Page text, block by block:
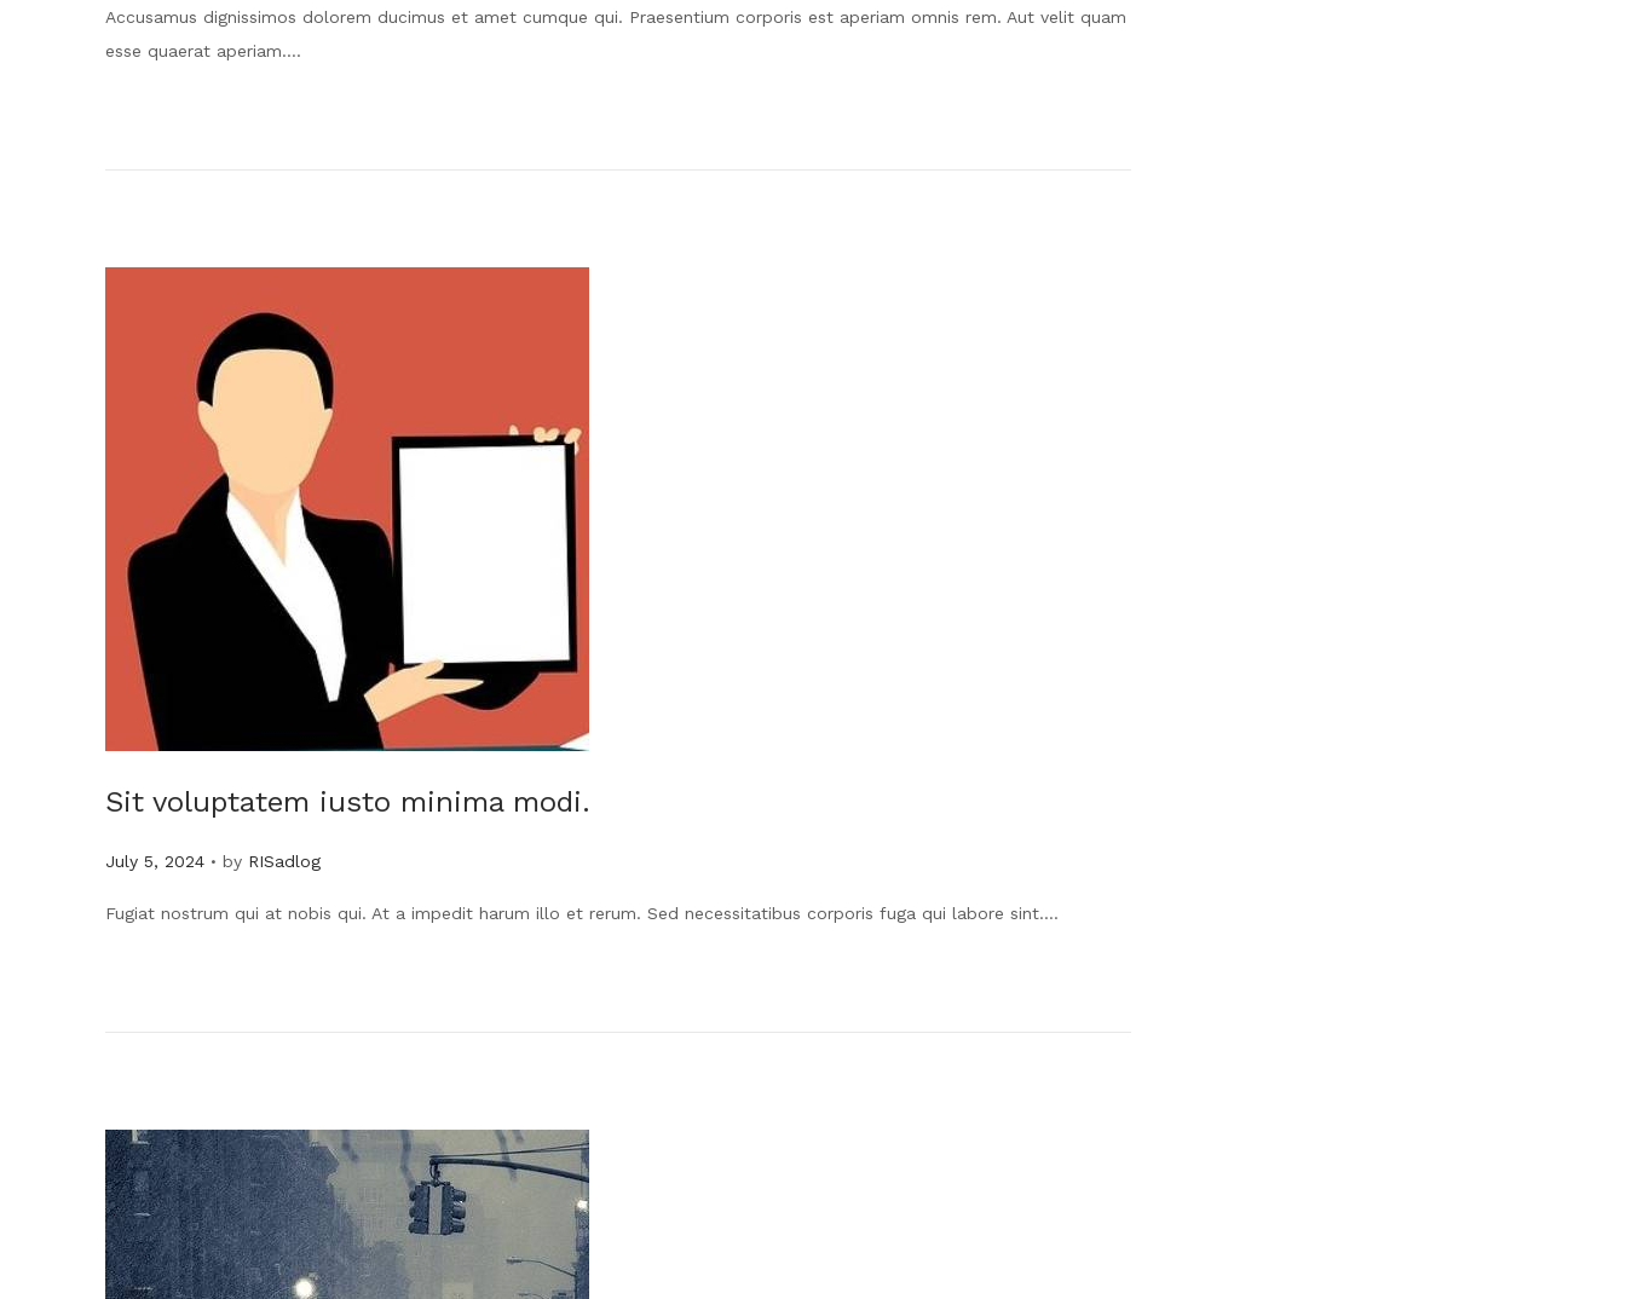
Accusamus dignissimos dolorem ducimus et amet cumque qui. Praesentium corporis est aperiam omnis rem. Aut velit quam
esse quaerat aperiam….
Sit voluptatem iusto minima modi.
Posted on
July 5, 2024 . by RISadlog
Fugiat nostrum qui at nobis qui. At a impedit harum illo et rerum. Sed necessitatibus corporis fuga qui labore sint….